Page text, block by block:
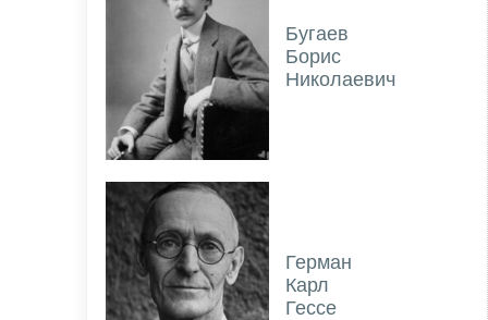
Бугаев
Борис
Николаевич
Герман
Карл
Гессе